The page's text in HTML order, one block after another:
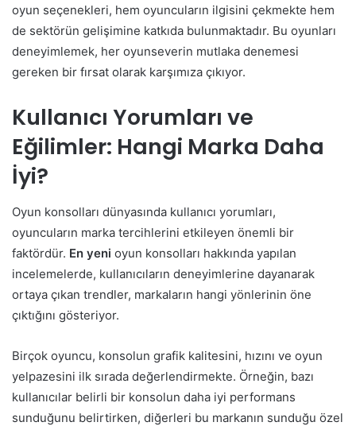
oyun seçenekleri, hem oyuncuların ilgisini çekmekte hem
de sektörün gelişimine katkıda bulunmaktadır. Bu oyunları
deneyimlemek, her oyunseverin mutlaka denemesi
gereken bir fırsat olarak karşımıza çıkıyor.
Kullanıcı Yorumları ve
Eğilimler: Hangi Marka Daha
İyi?
Oyun konsolları dünyasında kullanıcı yorumları,
oyuncuların marka tercihlerini etkileyen önemli bir
faktördür. En yeni oyun konsolları hakkında yapılan
incelemelerde, kullanıcıların deneyimlerine dayanarak
ortaya çıkan trendler, markaların hangi yönlerinin öne
çıktığını gösteriyor.
Birçok oyuncu, konsolun grafik kalitesini, hızını ve oyun
yelpazesini ilk sırada değerlendirmekte. Örneğin, bazı
kullanıcılar belirli bir konsolun daha iyi performans
sunduğunu belirtirken, diğerleri bu markanın sunduğu özel